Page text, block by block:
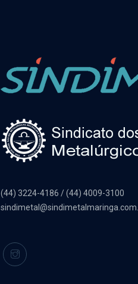
(44) 3224-4186 / (44) 4009-3100